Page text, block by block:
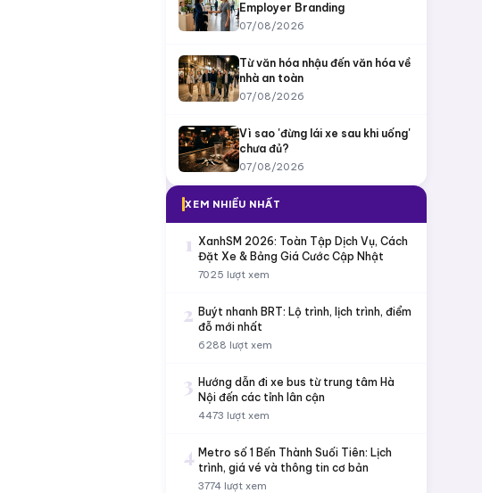
Employer Branding
07/08/2026
Từ văn hóa nhậu đến văn hóa về
nhà an toàn
07/08/2026
Vì sao 'đừng lái xe sau khi uống'
chưa đủ?
07/08/2026
XEM NHIỀU NHẤT
1 XanhSM 2026: Toàn Tập Dịch Vụ, Cách
Đặt Xe & Bảng Giá Cước Cập Nhật
7025 lượt xem
2 Buýt nhanh BRT: Lộ trình, lịch trình, điểm
đỗ mới nhất
6288 lượt xem
3 Hướng dẫn đi xe bus từ trung tâm Hà
Nội đến các tỉnh lân cận
4473 lượt xem
4 Metro số 1 Bến Thành Suối Tiên: Lịch
trình, giá vé và thông tin cơ bản
3774 lượt xem